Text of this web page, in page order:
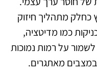
כחלק מתהליך חיזוק
כמו מדיטציה,
לשמור על רמות נמוכות
מאתגרים.